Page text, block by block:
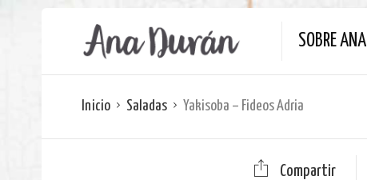
SOBRE ANA
Inicio Saladas Yakisoba – Fideos Adria
Compartir